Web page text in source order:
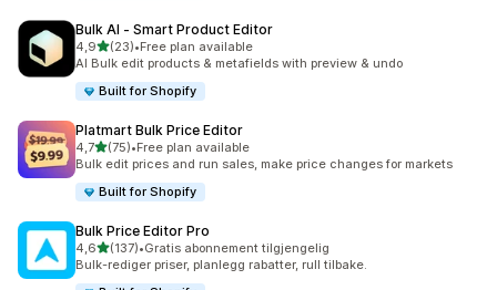
Bulk AI ‑ Smart Product Editor
4,9av 5 stjerner
(23)
Totalt 23 omtaler
•Free plan available
AI Bulk edit products & metafields with preview & undo
Built for Shopify
Platmart Bulk Price Editor
4,7av 5 stjerner
(75)
Totalt 75 omtaler
•Free plan available
Bulk edit prices and run sales, make price changes for markets
Built for Shopify
Bulk Price Editor Pro
4,6av 5 stjerner
(137)
Totalt 137 omtaler
•Gratis abonnement tilgjengelig
Bulk-rediger priser, planlegg rabatter, rull tilbake.